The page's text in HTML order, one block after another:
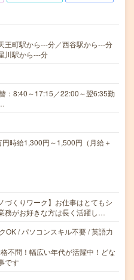
王町駅から---分／西谷駅から---分
川駅から---分
：8:40～17:15／22:00～翌6:35勤
時給1,300円～1,500円（月給＋
づくりワーク】お仕事はとてもシ
務がお好きな方は長く活躍し…
OK / パソコンスキル不要 / 英語力
不問！幅広い年代が活躍中！どな
です